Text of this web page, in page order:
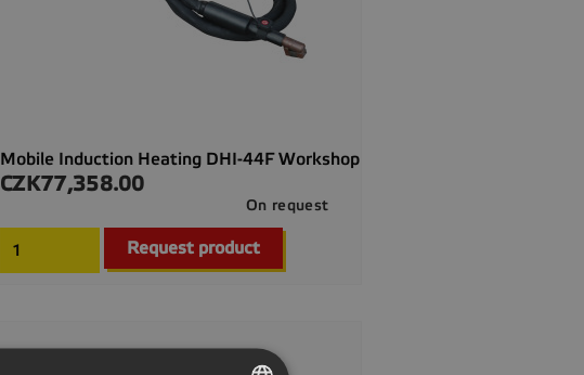
Mobile Induction Heating DHI-44F Workshop
Price
CZK77,358.00
On request
Request product
Quick view